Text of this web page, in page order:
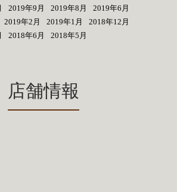
2019年9月 2019年8月
2019年6月
2019年2月 2019年1月
2018年12月
2018年6月 2018年5月
店舗情報